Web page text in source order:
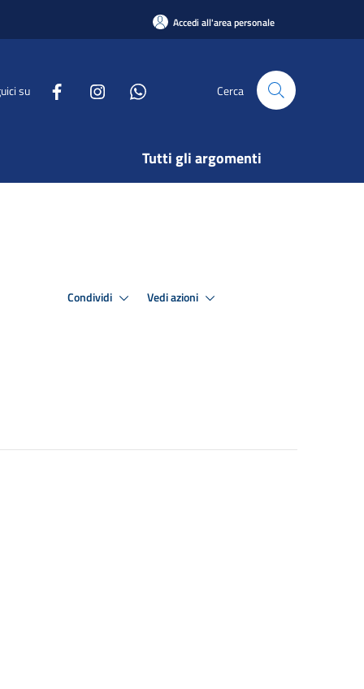
Accedi all'area personale
su Cerca
Tutti gli argomenti
Condividi Vedi azioni